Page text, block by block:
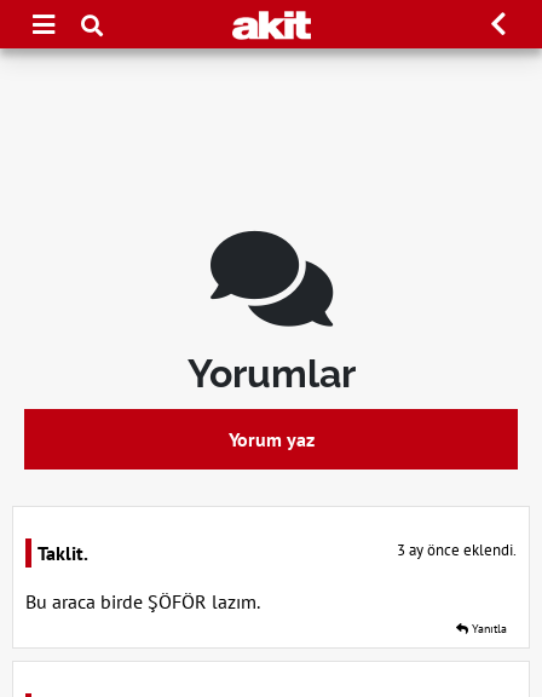
Yorumlar
Yorum yaz
Taklit. 3 ay önce eklendi.
Bu araca birde ŞÖFÖR lazım.
Yanıtla